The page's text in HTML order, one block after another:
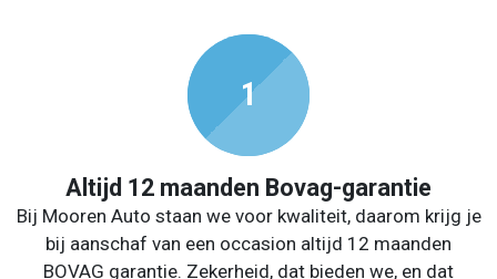
Altijd 12 maanden Bovag-garantie
Bij Mooren Auto staan we voor kwaliteit, daarom krijg je
bij aanschaf van een occasion altijd 12 maanden
BOVAG garantie. Zekerheid, dat bieden we, en dat